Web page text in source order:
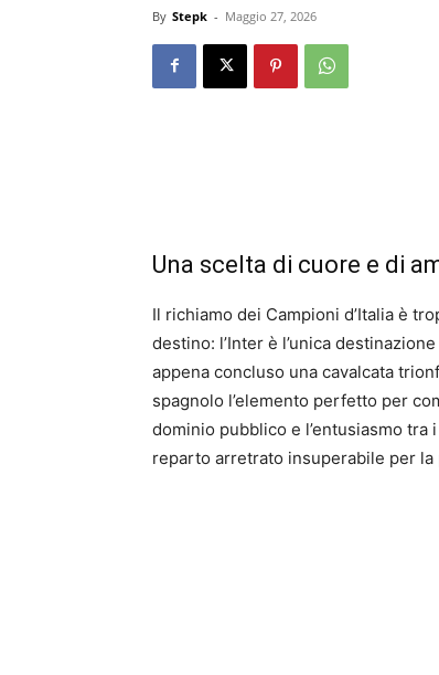
By Stepk - Maggio 27, 2026
Una scelta di cuore e di
Il richiamo dei Campioni d’Italia è
destino: l’Inter è l’unica
appena concluso una cavalcata
spagnolo l’elemento perfetto per
dominio pubblico e l’entusiasmo
reparto arretrato insuperabile per la